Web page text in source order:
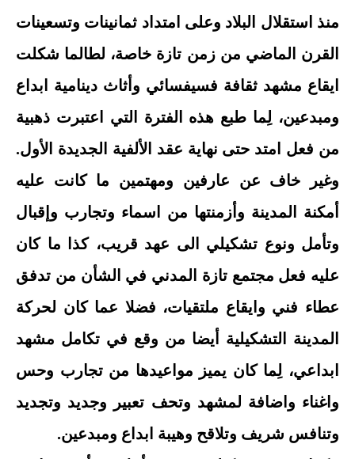
منذ استقلال البلاد وعلى امتداد ثمانينات وتسعينات
القرن الماضي من زمن تازة خاصة، لطالما شكلت
ايقاع مشهد ثقافة فسيفسائي وأثاث دينامية ابداع
ومبدعين، لِما طبع هذه الفترة التي اعتبرت ذهبية
من فعل امتد حتى نهاية عقد الألفية الجديدة الأول.
وغير خاف عن عارفين ومهتمين ما كانت عليه
أمكنة المدينة وأزمنتها من اسماء وتجارب وإقبال
وتأمل ونوع تشكيلي الى عهد قريب، كذا ما كان
عليه فعل مجتمع تازة المدني في الشأن من تدفق
عطاء فني وايقاع ملتقيات، فضلا عما كان لحركة
المدينة التشكيلية أيضا من وقع في تكامل مشهد
ابداعي، لِما كان يميز مواعيدها من تجارب وحس
واغناء واضافة لمشهد وتحف تعبير وجديد وتجديد
وتنافس شريف وتلاقح وهيبة ابداع ومبدعين.